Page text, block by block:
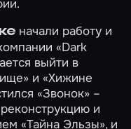
начали работу и
«Dark
выйти в
и«Хижине
«Звонок» –
и
«Тайна Эльзы», и